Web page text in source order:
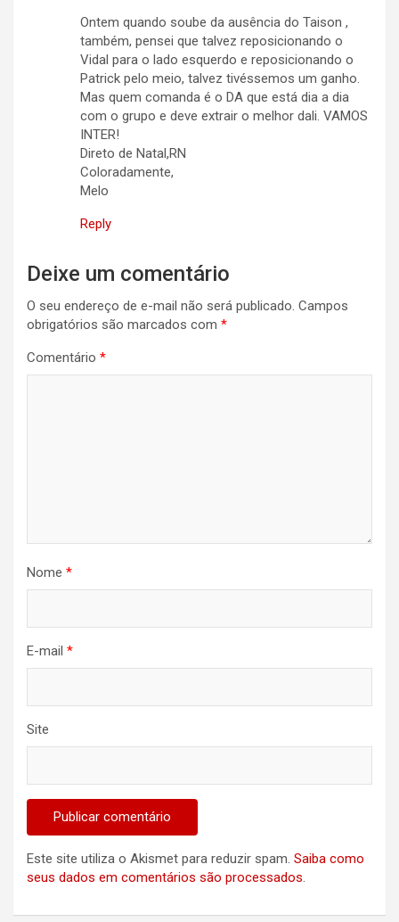
Ontem quando soube da ausência do Taison ,
também, pensei que talvez reposicionando o
Vidal para o lado esquerdo e reposicionando o
Patrick pelo meio, talvez tivéssemos um ganho.
Mas quem comanda é o DA que está dia a dia
com o grupo e deve extrair o melhor dali. VAMOS
INTER!
Direto de Natal,RN
Coloradamente,
Melo
Reply
Deixe um comentário
O seu endereço de e-mail não será publicado. Campos
obrigatórios são marcados com *
Comentário *
Nome *
E-mail *
Site
Este site utiliza o Akismet para reduzir spam. Saiba como
seus dados em comentários são processados.